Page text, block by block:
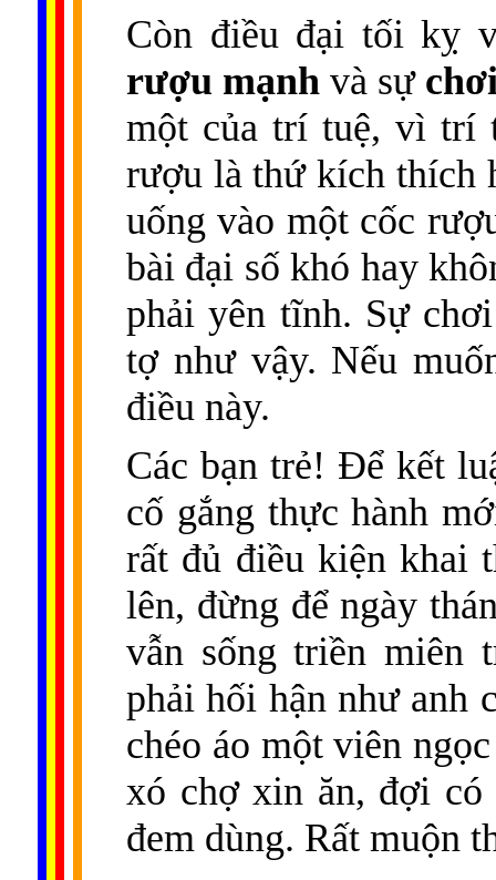
Còn điều đại tối kỵ
rượu mạnh và sự
một của trí tuệ, vì trí
rượu là thứ kích thích
uống vào một cốc
bài đại số khó hay
phải yên tĩnh. Sự
tợ như vậy. Nếu
điều này.
Các bạn trẻ! Ðể kết
cố gắng thực hành
rất đủ điều kiện khai
lên, đừng để ngày
vẫn sống triền miên
phải hối hận như anh
chéo áo một viên
xó chợ xin ăn, đợi
đem dùng. Rất muộn